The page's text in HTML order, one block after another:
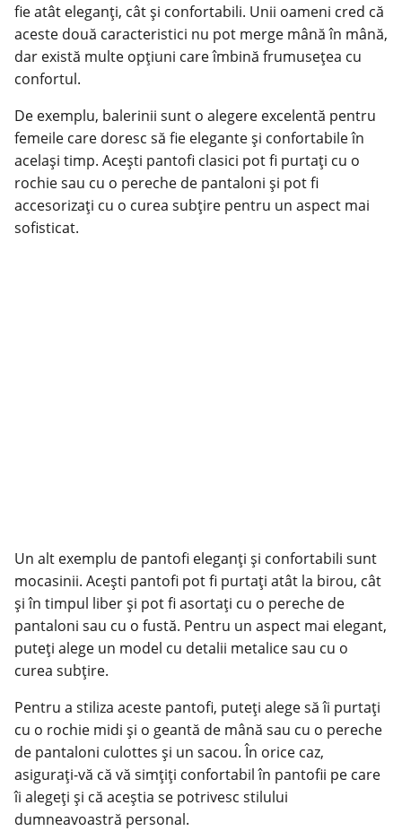
fie atât eleganți, cât și confortabili. Unii oameni cred că
aceste două caracteristici nu pot merge mână în mână,
dar există multe opțiuni care îmbină frumusețea cu
confortul.
De exemplu, balerinii sunt o alegere excelentă pentru
femeile care doresc să fie elegante și confortabile în
același timp. Acești pantofi clasici pot fi purtați cu o
rochie sau cu o pereche de pantaloni și pot fi
accesorizați cu o curea subțire pentru un aspect mai
sofisticat.
Un alt exemplu de pantofi eleganți și confortabili sunt
mocasinii. Acești pantofi pot fi purtați atât la birou, cât
și în timpul liber și pot fi asortați cu o pereche de
pantaloni sau cu o fustă. Pentru un aspect mai elegant,
puteți alege un model cu detalii metalice sau cu o
curea subțire.
Pentru a stiliza aceste pantofi, puteți alege să îi purtați
cu o rochie midi și o geantă de mână sau cu o pereche
de pantaloni culottes și un sacou. În orice caz,
asigurați-vă că vă simțiți confortabil în pantofii pe care
îi alegeți și că aceștia se potrivesc stilului
dumneavoastră personal.